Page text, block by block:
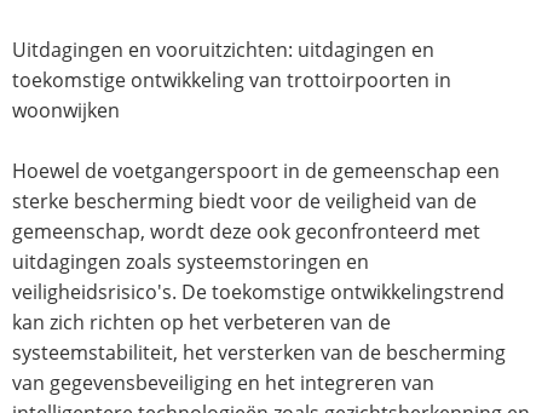
Uitdagingen en vooruitzichten: uitdagingen en
toekomstige ontwikkeling van trottoirpoorten in
woonwijken
Hoewel de voetgangerspoort in de gemeenschap een
sterke bescherming biedt voor de veiligheid van de
gemeenschap, wordt deze ook geconfronteerd met
uitdagingen zoals systeemstoringen en
veiligheidsrisico's. De toekomstige ontwikkelingstrend
kan zich richten op het verbeteren van de
systeemstabiliteit, het versterken van de bescherming
van gegevensbeveiliging en het integreren van